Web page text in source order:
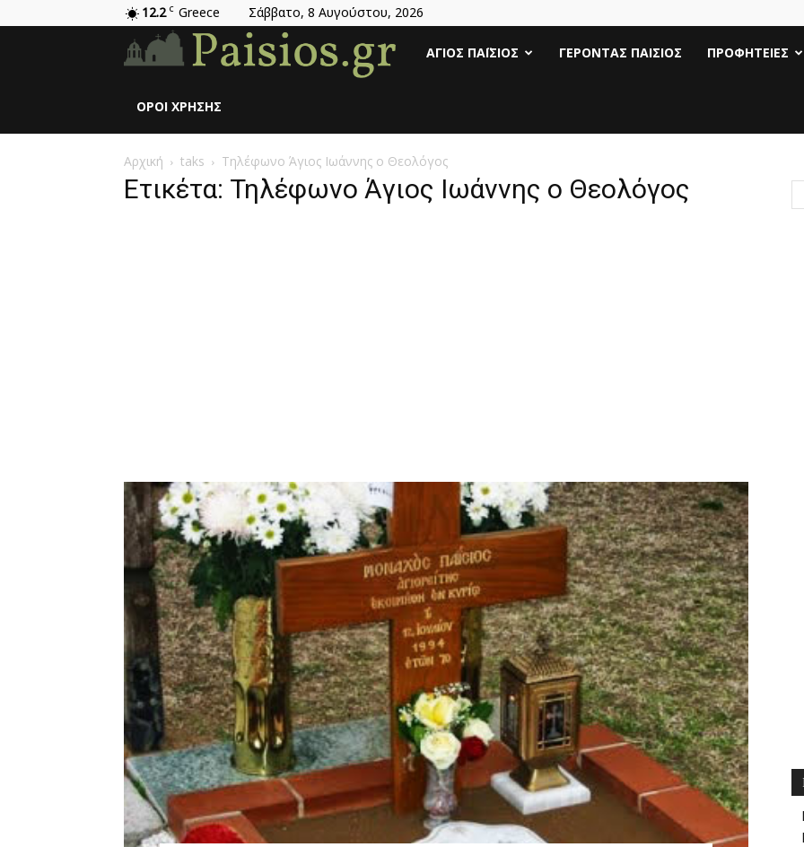
12.2 C Greece Σάββατο, 8 Αυγούστου, 2026
Άγιος
Παΐσιος
ΆΓΙΟΣ ΠΑΪ́ΣΙΟΣ ΓΈΡΟΝΤΑΣ ΠΑΊΣΙΟΣ ΠΡΟΦΗΤΕΊΕΣ
ΌΡΟΙ ΧΡΉΣΗΣ
Αρχική taks Τηλέφωνο Άγιος Ιωάννης ο Θεολόγος
Ετικέτα: Τηλέφωνο Άγιος Ιωάννης ο Θεολόγος